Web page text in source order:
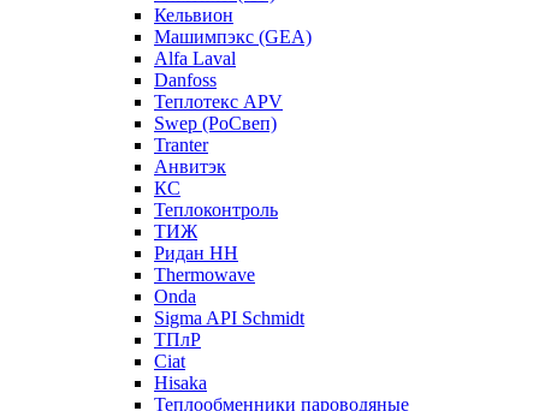
Кельвион
Машимпэкс (GEA)
Alfa Laval
Danfoss
Теплотекс APV
Swep (РоСвеп)
Tranter
Анвитэк
КС
Теплоконтроль
ТИЖ
Ридан НН
Thermowave
Onda
Sigma API Schmidt
ТПлР
Ciat
Hisaka
Теплообменники пароводяные